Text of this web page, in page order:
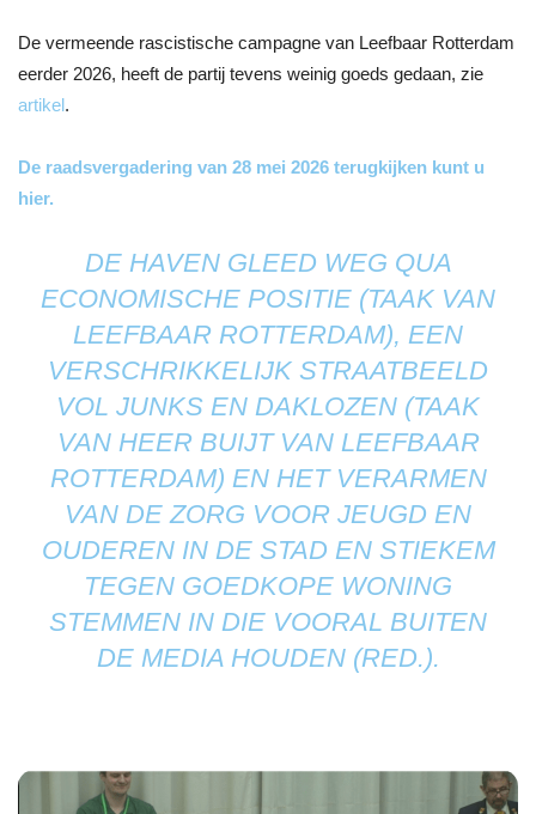
De vermeende rascistische campagne van Leefbaar Rotterdam
eerder 2026, heeft de partij tevens weinig goeds gedaan, zie
artikel.
De raadsvergadering van 28 mei 2026 terugkijken kunt u
hier.
DE HAVEN GLEED WEG QUA
ECONOMISCHE POSITIE (TAAK VAN
LEEFBAAR ROTTERDAM), EEN
VERSCHRIKKELIJK STRAATBEELD
VOL JUNKS EN DAKLOZEN (TAAK
VAN HEER BUIJT VAN LEEFBAAR
ROTTERDAM) EN HET VERARMEN
VAN DE ZORG VOOR JEUGD EN
OUDEREN IN DE STAD EN STIEKEM
TEGEN GOEDKOPE WONING
STEMMEN IN DIE VOORAL BUITEN
DE MEDIA HOUDEN (RED.).